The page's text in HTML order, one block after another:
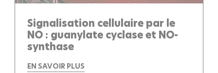
Signalisation cellulaire par le
NO : guanylate cyclase et NO-
synthase
EN SAVOIR PLUS